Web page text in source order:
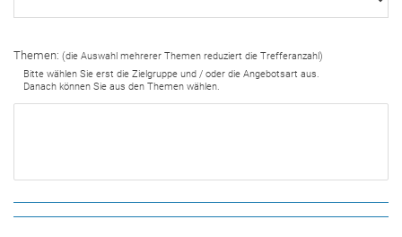
Themen: (die Auswahl mehrerer Themen reduziert die Trefferanzahl)
Bitte wählen Sie erst die Zielgruppe und / oder die Angebotsart aus.
Danach können Sie aus den Themen wählen.